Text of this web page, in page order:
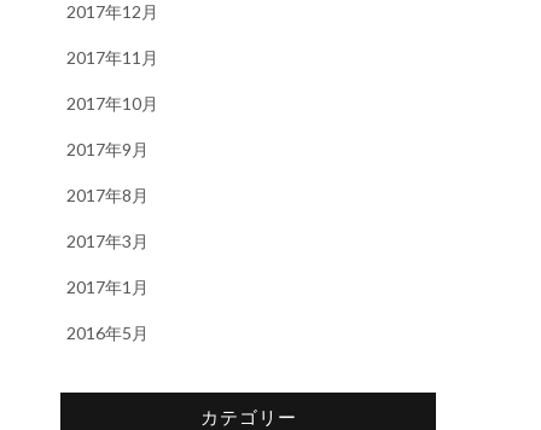
2017年12月
2017年11月
2017年10月
2017年9月
2017年8月
2017年3月
2017年1月
2016年5月
カテゴリー